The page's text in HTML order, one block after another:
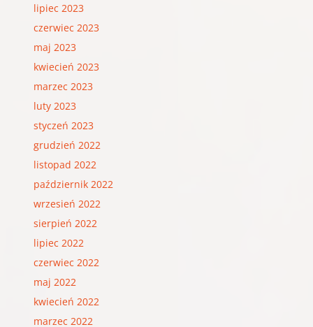
lipiec 2023
czerwiec 2023
maj 2023
kwiecień 2023
marzec 2023
luty 2023
styczeń 2023
grudzień 2022
listopad 2022
październik 2022
wrzesień 2022
sierpień 2022
lipiec 2022
czerwiec 2022
maj 2022
kwiecień 2022
marzec 2022